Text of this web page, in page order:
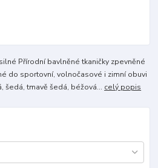
Přírodní bavlněné tkaničky zpevněné
do sportovní, volnočasové i zimní obuvi
šedá, tmavě šedá, béžová... celý popis